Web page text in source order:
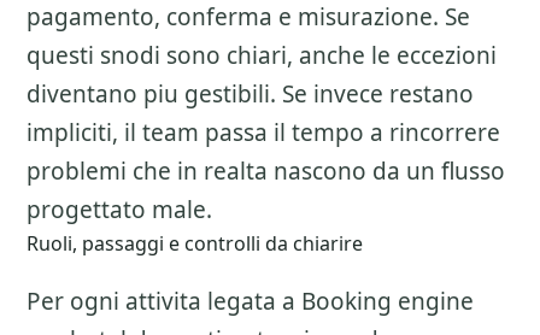
pagamento, conferma e misurazione. Se
questi snodi sono chiari, anche le eccezioni
diventano piu gestibili. Se invece restano
impliciti, il team passa il tempo a rincorrere
problemi che in realta nascono da un flusso
progettato male.
Ruoli, passaggi e controlli da chiarire
Per ogni attivita legata a Booking engine